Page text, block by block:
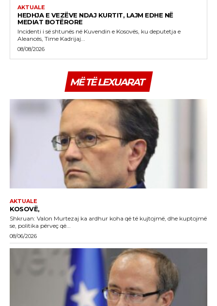
AKTUALE
HEDHJA E VEZËVE NDAJ KURTIT, LAJM EDHE NË
MEDIAT BOTËRORE
Incidenti i së shtunës në Kuvendin e Kosovës, ku deputetja e
Aleancës, Time Kadrijaj...
08/08/2026
MË TË LEXUARAT
AKTUALE
KOSOVË,
Shkruan: Valon Murtezaj ka ardhur koha që të kujtojmë, dhe kuptojmë
se, politika përveç që...
08/06/2026